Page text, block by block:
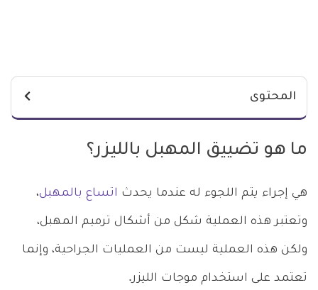
المحتوى
ما هو تضييق المهبل بالليزر؟
هي إجراء يتم اللجوء له عندما يحدث اتساع بالمهبل،
وتعتبر هذه العملية شكل من أشكال ترميم المهبل،
ولكن هذه العملية ليست من العمليات الجراحية، وإنما
تعتمد على استخدام موجات الليزر.